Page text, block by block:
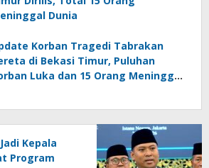
Dunia
Korban Tragedi Tabrakan
di Bekasi Timur, Puluhan
Luka dan 15 Orang Meninggal
Kepala
Program